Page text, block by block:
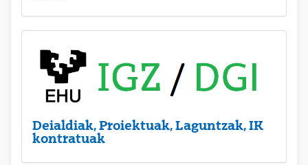
Deialdiak, Proiektuak, Laguntzak, IK
kontratuak